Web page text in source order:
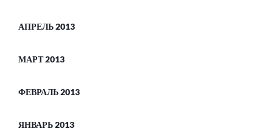
АПРЕЛЬ 2013
МАРТ 2013
ФЕВРАЛЬ 2013
ЯНВАРЬ 2013